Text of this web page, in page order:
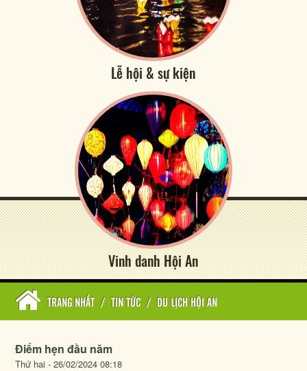
Lễ hội & sự kiện
Vinh danh Hội An
TRANG NHẤT / TIN TỨC / DU LỊCH HỘI AN
Điểm hẹn đầu năm
Thứ hai - 26/02/2024 08:18